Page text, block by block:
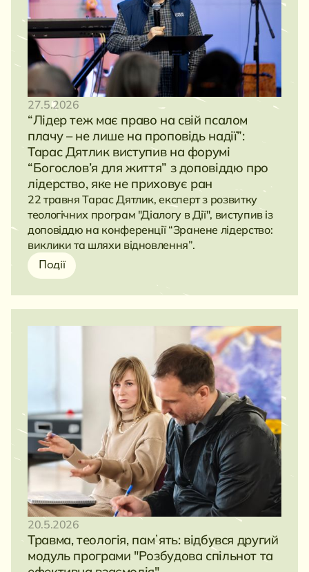
27.5.2026
“Лідер теж має право на свій псалом
плачу – не лише на проповідь надії”:
Тарас Дятлик виступив на форумі
“Богослов’я для життя” з доповіддю про
лідерство, яке не приховує ран
22 травня Тарас Дятлик, експерт з розвитку
теологічних програм "Діалогу в Дії", виступив із
доповіддю на конференції “Зранене лідерство:
виклики та шляхи відновлення”.
Події
20.5.2026
Травма, теологія, памʼять: відбувся другий
модуль програми "Розбудова спільнот та